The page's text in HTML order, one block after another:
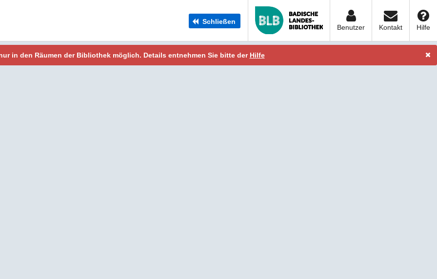
Schließen
Benutzer Kontakt Hilfe
in den Räumen der Bibliothek möglich. Details entnehmen Sie bitte der Hilfe